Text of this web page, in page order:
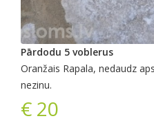
Pārdodu 5 voblerus
Oranžais Rapala, nedaudz
nezinu.
€ 20